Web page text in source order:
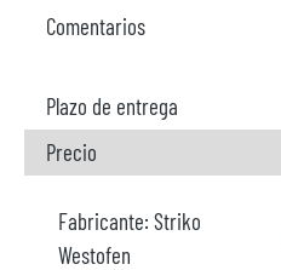
Comentarios
Plazo de entrega
Precio
Fabricante: Striko
Westofen